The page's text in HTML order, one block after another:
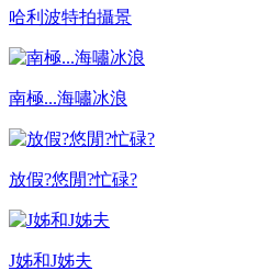
哈利波特拍攝景
南極...海嘯冰浪
放假?悠閒?忙碌?
J姊和J姊夫